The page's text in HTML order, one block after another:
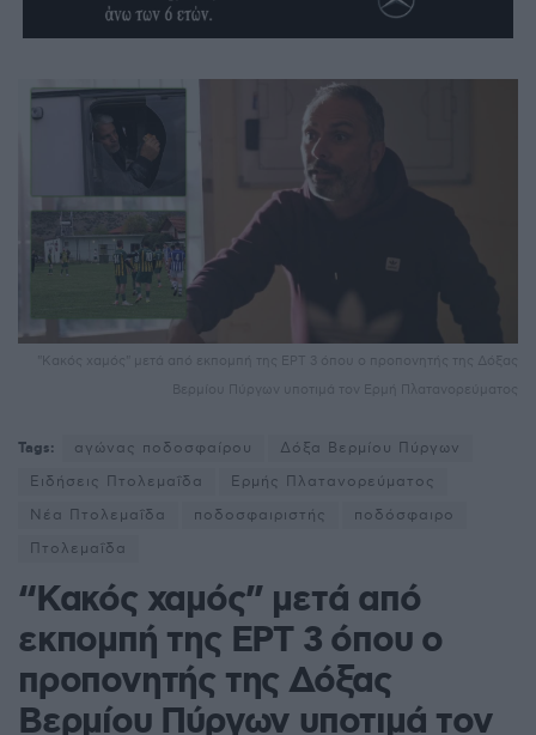
"Κακός χαμός" μετά από εκπομπή της ΕΡΤ 3 όπου ο προπονητής της Δόξας
Βερμίου Πύργων υποτιμά τον Ερμή Πλατανορεύματος
Tags: αγώνας ποδοσφαίρου
Δόξα Βερμίου Πύργων
Ειδήσεις Πτολεμαΐδα
Ερμής Πλατανορεύματος
Νέα Πτολεμαΐδα
ποδοσφαιριστής
ποδόσφαιρο
Πτολεμαΐδα
“Κακός χαμός” μετά από
εκπομπή της ΕΡΤ 3 όπου ο
προπονητής της Δόξας
Βερμίου Πύργων υποτιμά τον